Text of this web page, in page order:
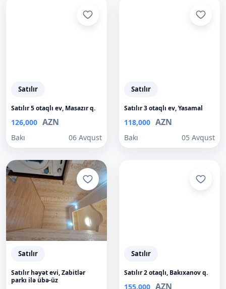
Satılır
Satılır 5 otaqlı ev, Masazır q.
126,000 AZN
Bakı 06 Avqust
Satılır
Satılır 3 otaqlı ev, Yasamal
118,000 AZN
Bakı 05 Avqust
Satılır
Satılır həyət evi, Zabitlər
parkı ilə übə-üz
Satılır
Satılır 2 otaqlı, Bakıxanov q.
155,000 AZN